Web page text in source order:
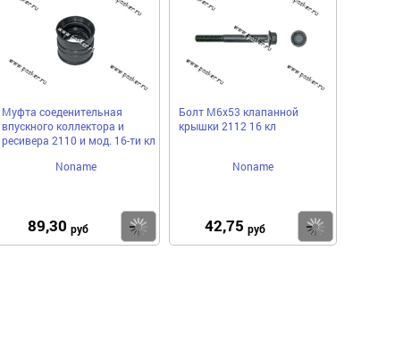
Купить
Муфта соеденительная
впускного коллектора и
ресивера 2110 и мод. 16-ти кл
Noname
89,30 руб Купить
Болт М6х53 клапанной
крышки 2112 16 кл
Noname
42,75 руб